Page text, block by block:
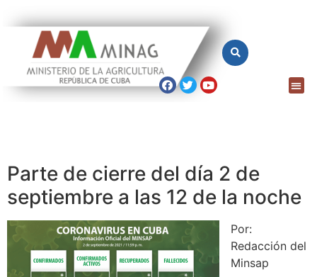
Parte de cierre del día 2 de
septiembre a las 12 de la noche
Por:
Redacción del
Minsap